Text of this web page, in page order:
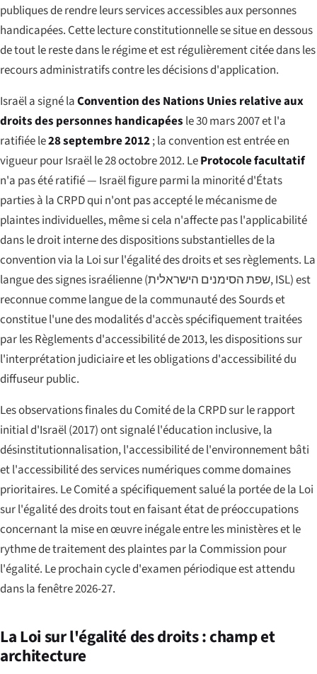
publiques de rendre leurs services accessibles aux personnes
handicapées. Cette lecture constitutionnelle se situe en dessous
de tout le reste dans le régime et est régulièrement citée dans les
recours administratifs contre les décisions d'application.
Israël a signé laConvention des Nations Unies relative aux
droits des personnes handicapées le 30 mars 2007 et l'a
ratifiée le28 septembre 2012; la convention est entrée en
vigueur pour Israël le 28 octobre 2012. LeProtocole facultatif
n'a pas été ratifié — Israël figure parmi la minorité d'États
parties à la CRPD qui n'ont pas accepté le mécanisme de
plaintes individuelles, même si cela n'affecte pas l'applicabilité
dans le droit interne des dispositions substantielles de la
convention via la Loi sur l'égalité des droits et ses règlements. La
langue des signes israélienne (שפת הסימנים הישראלית, ISL) est
reconnue comme langue de la communauté des Sourds et
constitue l'une des modalités d'accès spécifiquement traitées
par les Règlements d'accessibilité de 2013, les dispositions sur
l'interprétation judiciaire et les obligations d'accessibilité du
diffuseur public.
Les observations finales du Comité de la CRPD sur le rapport
initial d'Israël (2017) ont signalé l'éducation inclusive, la
désinstitutionnalisation, l'accessibilité de l'environnement bâti
et l'accessibilité des services numériques comme domaines
prioritaires. Le Comité a spécifiquement salué la portée de la Loi
sur l'égalité des droits tout en faisant état de préoccupations
concernant la mise en œuvre inégale entre les ministères et le
rythme de traitement des plaintes par la Commission pour
l'égalité. Le prochain cycle d'examen périodique est attendu
dans la fenêtre 2026-27.
La Loi sur l'égalité des droits : champ et
architecture